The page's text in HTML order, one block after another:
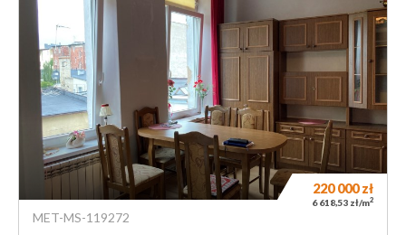
MET-MS-119272
220 000zł
6 618,53 zł/m2